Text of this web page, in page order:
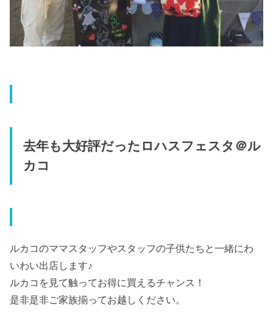
去年も大好評だったロハスフェスタ＠ル
カコ
ルカコのママスタッフやスタッフの子供たちと一緒にわ
いわい出店します♪
ルカコを見て触ってお得に買えるチャンス！
是非是非ご家族揃ってお越しください。